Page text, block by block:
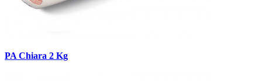
PA Chiara 2 Kg